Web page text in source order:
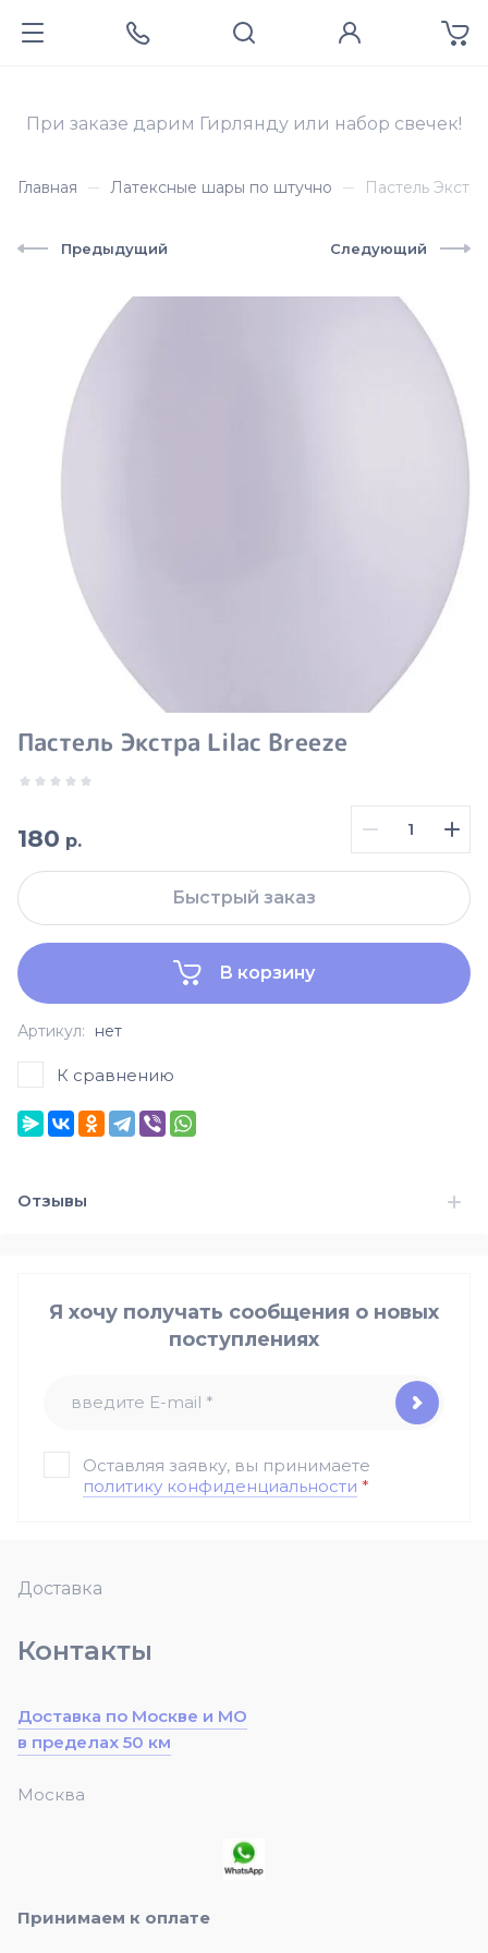
При заказе дарим Гирлянду или набор свечек!
Главная Латексные шары по штучно Пастель
Предыдущий Следующий
Пастель Экстра Lilac Breeze
180 р.
В корзину
Быстрый заказ
Артикул: нет
К сравнению
Отзывы
Доставка
Контакты
Доставка по Москве и МО
в пределах 50 км
Москва
Принимаем к оплате
Я хочу получать сообщения о новых
поступлениях
Оставляя заявку, вы принимаете
политику конфиденциальности *